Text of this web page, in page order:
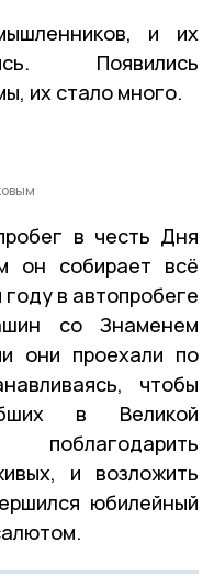
и их
Появились
их стало много.
в честь Дня
он собирает всё
в автопробеге
со Знаменем
они проехали по
чтобы
в Великой
поблагодарить
и возложить
юбилейный